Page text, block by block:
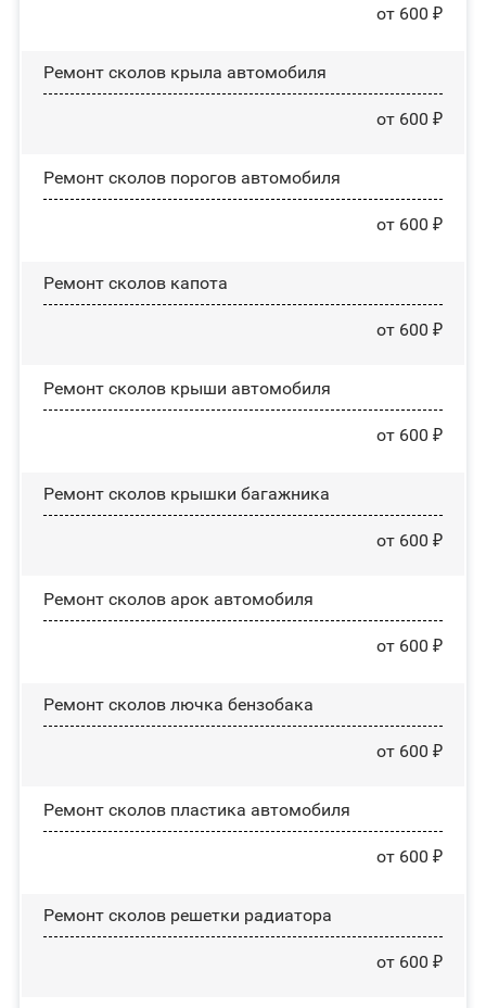
от 600 ₽
Ремонт сколов крыла автомобиля
от 600 ₽
Ремонт сколов порогов автомобиля
от 600 ₽
Ремонт сколов капота
от 600 ₽
Ремонт сколов крыши автомобиля
от 600 ₽
Ремонт сколов крышки багажника
от 600 ₽
Ремонт сколов арок автомобиля
от 600 ₽
Ремонт сколов лючка бензобака
от 600 ₽
Ремонт сколов пластика автомобиля
от 600 ₽
Ремонт сколов решетки радиатора
от 600 ₽